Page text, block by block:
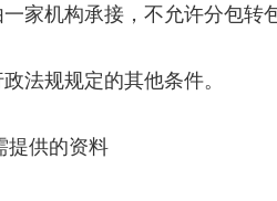
机构承接，不允许分包转
规规定的其他条件。
供的资料